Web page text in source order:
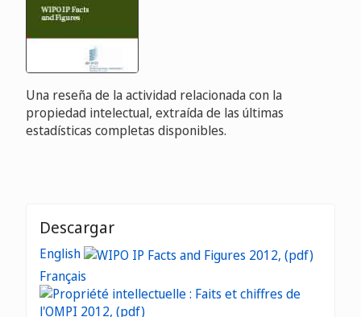
Una reseña de la actividad relacionada con la
propiedad intelectual, extraída de las últimas
estadísticas completas disponibles.
Descargar
English
Français